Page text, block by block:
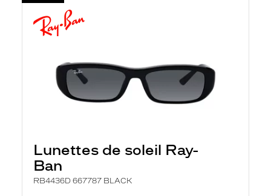
Lunettes de soleil Ray-
Ban
RB4436D 667787 BLACK